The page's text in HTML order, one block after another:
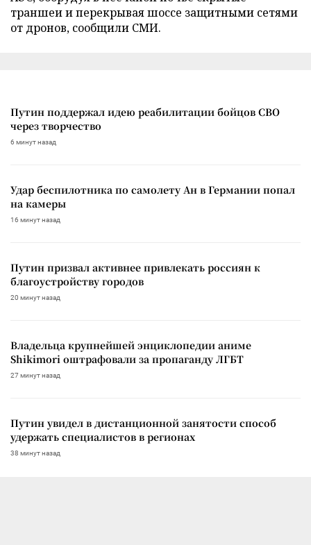
траншеи и перекрывая шоссе защитными сетями
от дронов, сообщили СМИ.
Путин поддержал идею реабилитации бойцов СВО
через творчество
6 минут назад
Удар беспилотника по самолету Ан в Германии попал
на камеры
16 минут назад
Путин призвал активнее привлекать россиян к
благоустройству городов
20 минут назад
Владельца крупнейшей энциклопедии аниме
Shikimori оштрафовали за пропаганду ЛГБТ
27 минут назад
Путин увидел в дистанционной занятости способ
удержать специалистов в регионах
38 минут назад